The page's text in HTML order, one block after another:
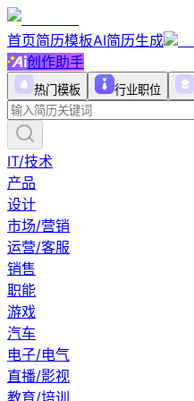
首页简历模板AI简历生成
创作助手
热门模板 行业职位
IT/技术
产品
设计
市场/营销
运营/客服
销售
职能
游戏
汽车
电子/电气
直播/影视
教育/培训